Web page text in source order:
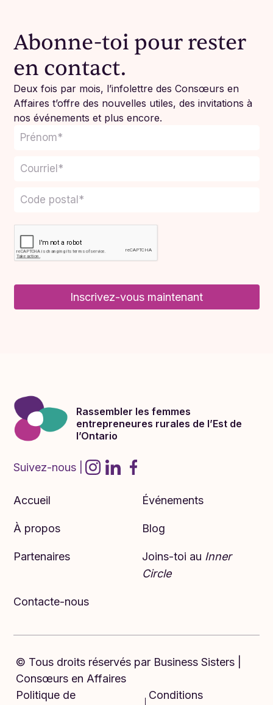
Abonne-toi pour rester
en contact.
Deux fois par mois, l’infolettre des Consœurs en
Affaires t’offre des nouvelles utiles, des invitations à
nos événements et plus encore.
Inscrivez-vous maintenant
Rassembler les femmes
entrepreneures rurales de l’Est de
l’Ontario
Suivez-nous |
Accueil Événements
À propos Blog
Partenaires Joins-toi au Inner
Circle
Contacte-nous
© Tous droits réservés par ​​Business Sisters |
Consœurs en Affaires
Politique de
Conditions